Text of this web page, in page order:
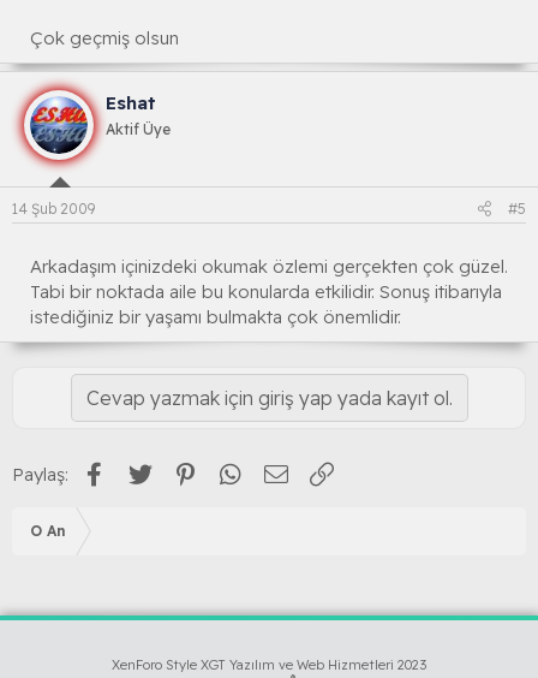
Çok geçmiş olsun
Eshat
Aktif Üye
14 Şub 2009 #5
Arkadaşım içinizdeki okumak özlemi gerçekten çok güzel.
Tabi bir noktada aile bu konularda etkilidir. Sonuş itibarıyla
istediğiniz bir yaşamı bulmakta çok önemlidir.
Cevap yazmak için giriş yap yada kayıt ol.
Paylaş: Facebook
Twitter PinterestWhatsApp
E-posta
O An
XenForo Style XGT Yazılım ve Web Hizmetleri 2023